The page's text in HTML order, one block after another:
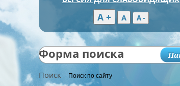
Форма поиска
Поиск